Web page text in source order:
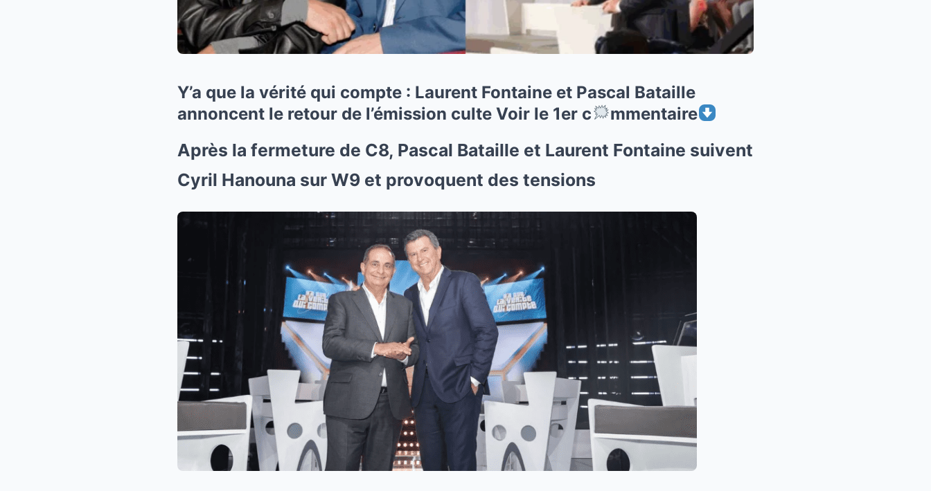
Y’a que la vérité qui compte : Laurent Fontaine et Pascal Bataille
annoncent le retour de l’émission culte Voir le 1er c
mmentaire
Après la fermeture de C8, Pascal Bataille et Laurent Fontaine suivent
Cyril Hanouna sur W9 et provoquent des tensions